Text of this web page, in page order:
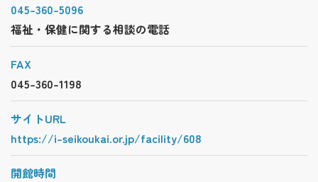
045-360-5096
福祉・保健に関する相談の電話
FAX
045-360-1198
サイトURL
https://i-seikoukai.or.jp/facility/608
開館時間